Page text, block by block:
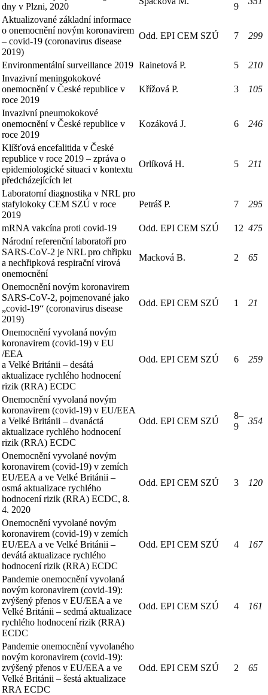
dny v Plzni, 2020
9
Aktualizované základní informace
o onemocnění novým koronavirem
– covid-19 (coronavirus disease
2019)
Odd. EPI CEM SZÚ 7 299
Environmentální surveillance 2019 Rainetová P. 5
210
Invazivní meningokokové
onemocnění v České republice v
roce 2019
Křížová P. 3 105
Invazivní pneumokokové
onemocnění v České republice v
roce 2019
Kozáková J. 6 246
Klíšťová encefalitida v České
republice v roce 2019 – zpráva o
epidemiologické situaci v kontextu
předcházejících let
Orlíková H. 5 211
Laboratorní diagnostika v NRL pro
stafylokoky CEM SZÚ v roce
2019
Petráš P. 7 295
mRNA vakcína proti covid-19 Odd. EPI CEM SZÚ 12 475
Národní referenční laboratoří pro
SARS-CoV-2 je NRL pro chřipku
a nechřipková respirační virová
onemocnění
Macková B. 2 65
Onemocnění novým koronavirem
SARS-CoV-2, pojmenované jako
„covid-19“ (coronavirus disease
2019)
Odd. EPI CEM SZÚ 1 21
Onemocnění vyvolaná novým
koronavirem (covid-19) v EU
/EEA
a Velké Británii – desátá
aktualizace rychlého hodnocení
rizik (RRA) ECDC
Odd. EPI CEM SZÚ 6 259
Onemocnění vyvolaná novým
koronavirem (covid-19) v EU/EEA
a Velké Británii – dvanáctá
aktualizace rychlého hodnocení
rizik (RRA) ECDC
Odd. EPI CEM SZÚ
8–
9
354
Onemocnění vyvolané novým
koronavirem (covid-19) v zemích
EU/EEA a ve Velké Británii –
osmá aktualizace rychlého
hodnocení rizik (RRA) ECDC, 8.
4. 2020
Odd. EPI CEM SZÚ 3 120
Onemocnění vyvolané novým
koronavirem (covid-19) v zemích
EU/EEA a ve Velké Británii –
devátá aktualizace rychlého
hodnocení rizik (RRA) ECDC
Odd. EPI CEM SZÚ 4 167
Pandemie onemocnění vyvolaná
novým koronavirem (covid-19):
zvýšený přenos v EU/EEA a ve
Velké Británii – sedmá aktualizace
rychlého hodnocení rizik (RRA)
ECDC
Odd. EPI CEM SZÚ 4 161
Pandemie onemocnění vyvolaného
novým koronavirem (covid-19):
zvýšený přenos v EU/EEA a ve
Velké Británii – šestá aktualizace
RRA ECDC
Odd. EPI CEM SZÚ 2 65